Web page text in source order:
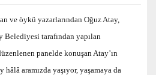
ve öykü yazarlarından Oğuz Atay,
Belediyesi tarafından yapılan
panelde konuşan Atay’ın
aramızda yaşıyor, yaşamaya da